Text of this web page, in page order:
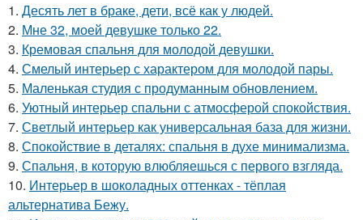
1. Десять лет в браке, дети, всё как у людей.
2. Мне 32, моей девушке только 22.
3. Кремовая спальня для молодой девушки.
4. Смелый интерьер с характером для молодой пары.
5. Маленькая студия с продуманным обновлением.
6. Уютный интерьер спальни с атмосферой спокойствия.
7. Светлый интерьер как универсальная база для жизни.
8. Спокойствие в деталях: спальня в духе минимализма.
9. Спальня, в которую влюбляешься с первого взгляда.
10. Интерьер в шоколадных оттенках - тёплая
альтернатива Бежу.